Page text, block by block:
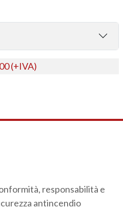
(+IVA)
responsabilità e
antincendio